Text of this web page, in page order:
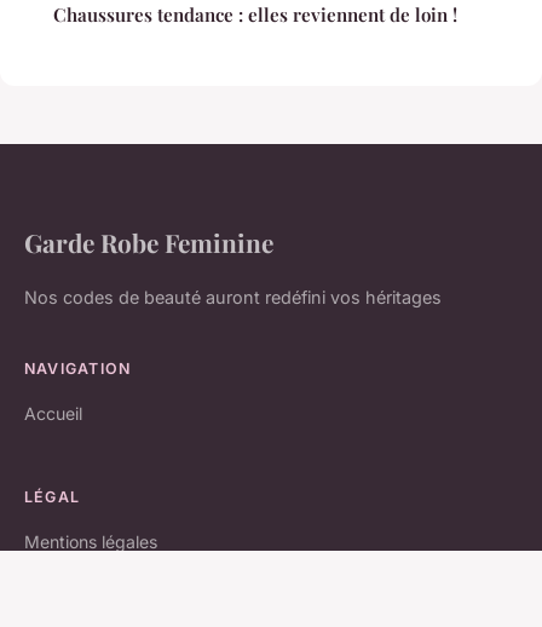
Chaussures tendance : elles reviennent de loin !
Garde Robe Feminine
Nos codes de beauté auront redéfini vos héritages
NAVIGATION
Accueil
LÉGAL
Mentions légales